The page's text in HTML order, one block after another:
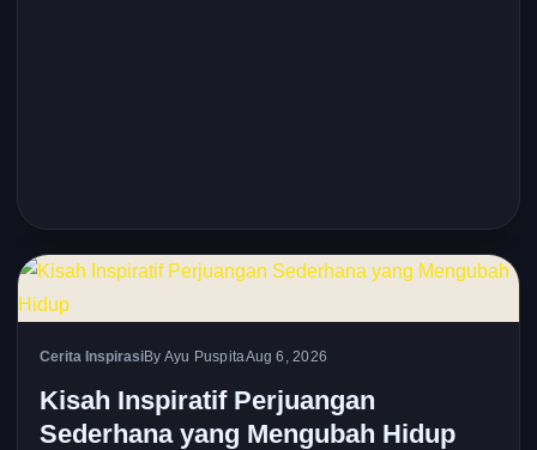
Cerita InspirasiBy Ayu PuspitaAug 6, 2026
Kisah Inspiratif Perjuangan
Sederhana yang Mengubah Hidup